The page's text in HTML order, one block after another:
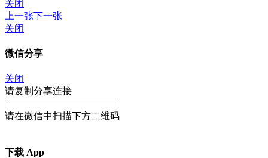
关闭
上一张下一张
关闭
微信分享
关闭
请复制分享连接
请在微信中扫描下方二维码
下载 App